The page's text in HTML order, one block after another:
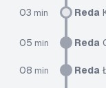
03 min Reda
05 min Reda
08 min Reda